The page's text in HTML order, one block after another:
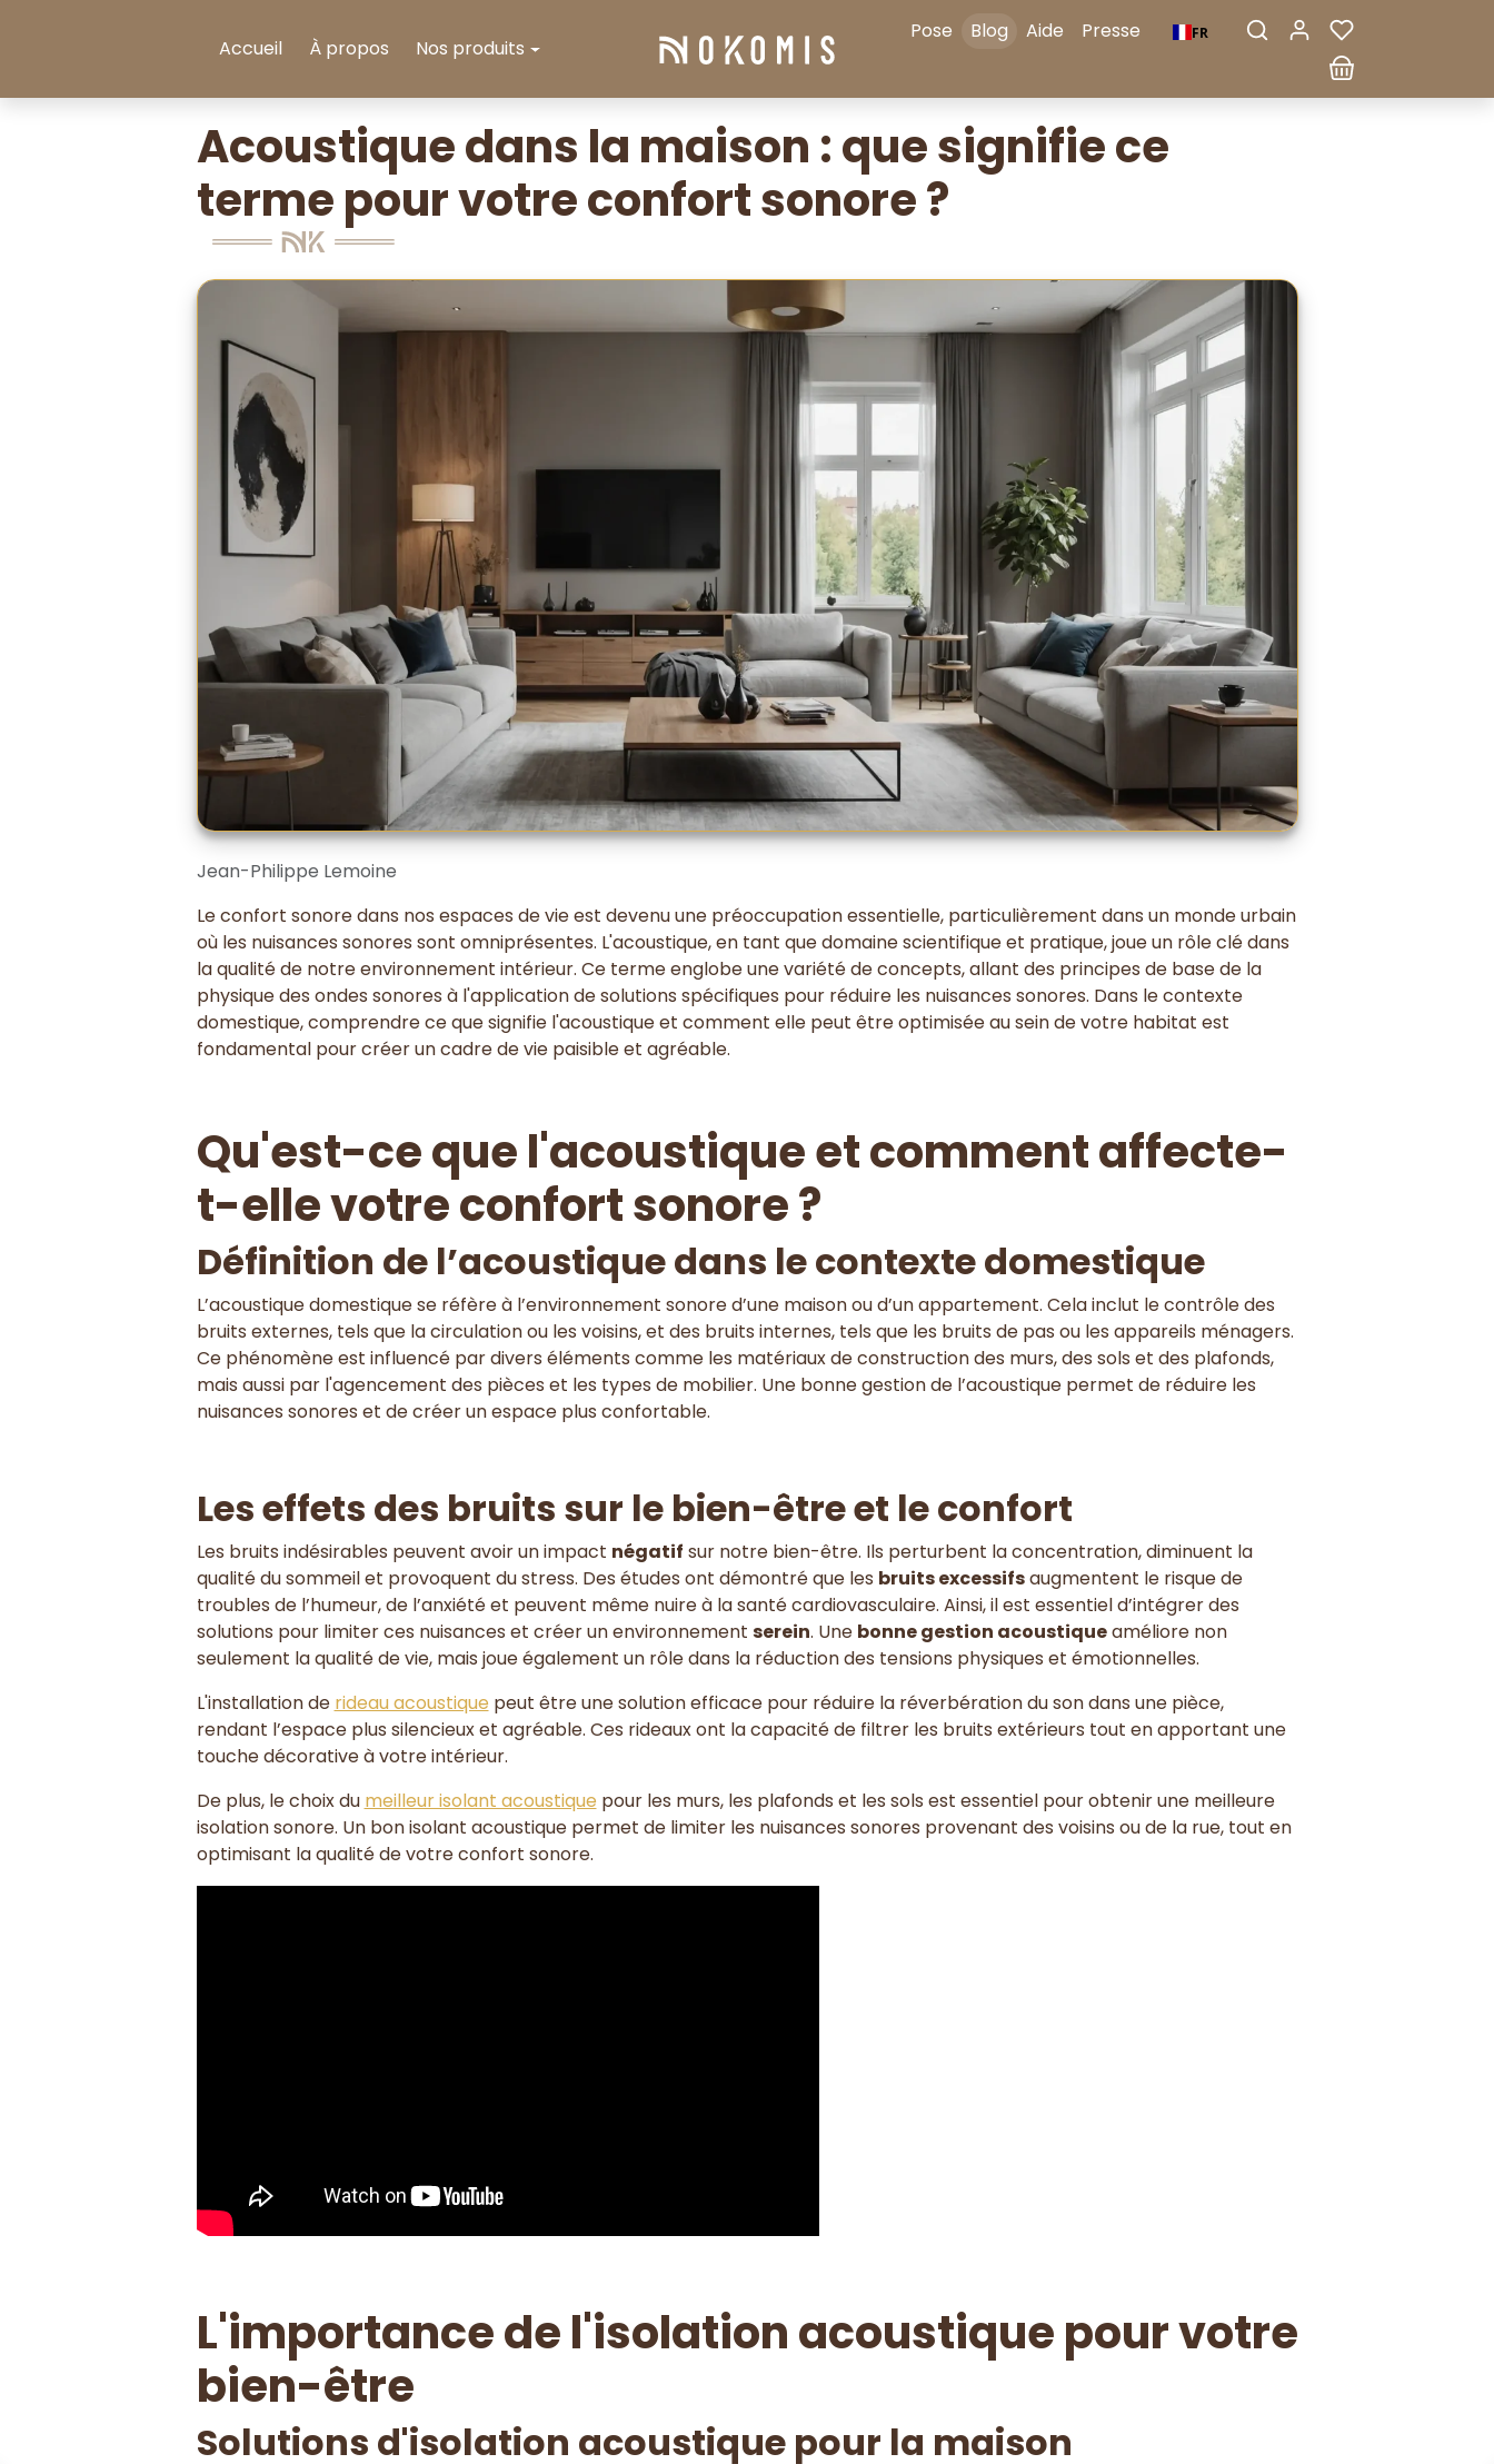
Accueil
À propos Nos produits
Pose Blog Aide Presse FR
Acoustique dans la maison : que signifie ce
terme pour votre confort sonore ?
Jean-Philippe Lemoine
Le confort sonore dans nos espaces de vie est devenu une préoccupation essentielle, particulièrement dans un monde urbain
où les nuisances sonores sont omniprésentes. L'acoustique, en tant que domaine scientifique et pratique, joue un rôle clé dans
la qualité de notre environnement intérieur. Ce terme englobe une variété de concepts, allant des principes de base de la
physique des ondes sonores à l'application de solutions spécifiques pour réduire les nuisances sonores. Dans le contexte
domestique, comprendre ce que signifie l'acoustique et comment elle peut être optimisée au sein de votre habitat est
fondamental pour créer un cadre de vie paisible et agréable.
Qu'est-ce que l'acoustique et comment affecte-
t-elle votre confort sonore ?
Définition de l’acoustique dans le contexte domestique
L’acoustique domestique se réfère à l’environnement sonore d’une maison ou d’un appartement. Cela inclut le contrôle des
bruits externes, tels que la circulation ou les voisins, et des bruits internes, tels que les bruits de pas ou les appareils ménagers.
Ce phénomène est influencé par divers éléments comme les matériaux de construction des murs, des sols et des plafonds,
mais aussi par l'agencement des pièces et les types de mobilier. Une bonne gestion de l’acoustique permet de réduire les
nuisances sonores et de créer un espace plus confortable.
Les effets des bruits sur le bien-être et le confort
Les bruits indésirables peuvent avoir un impact négatif sur notre bien-être. Ils perturbent la concentration, diminuent la
qualité du sommeil et provoquent du stress. Des études ont démontré que les bruits excessifsaugmentent le risque de
troubles de l’humeur, de l’anxiété et peuvent même nuire à la santé cardiovasculaire. Ainsi, il est essentiel d’intégrer des
solutions pour limiter ces nuisances et créer un environnement serein. Une bonne gestion acoustiqueaméliore non
seulement la qualité de vie, mais joue également un rôle dans la réduction des tensions physiques et émotionnelles.
L'installation de rideau acoustique peut être une solution efficace pour réduire la réverbération du son dans une pièce,
rendant l’espace plus silencieux et agréable. Ces rideaux ont la capacité de filtrer les bruits extérieurs tout en apportant une
touche décorative à votre intérieur.
De plus, le choix du meilleur isolant acoustique pour les murs, les plafonds et les sols est essentiel pour obtenir une meilleure
isolation sonore. Un bon isolant acoustique permet de limiter les nuisances sonores provenant des voisins ou de la rue, tout en
optimisant la qualité de votre confort sonore.
L'importance de l'isolation acoustique pour votre
bien-être
Solutions d'isolation acoustique pour la maison